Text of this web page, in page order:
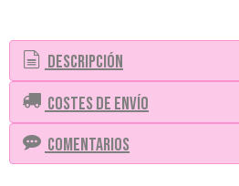
Descripción
Costes de Envío
Comentarios